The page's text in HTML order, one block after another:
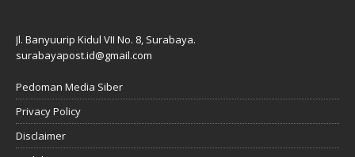
Jl. Banyuurip Kidul VII No. 8, Surabaya.
surabayapost.id@gmail.com
Pedoman Media Siber
Privacy Policy
Disclaimer